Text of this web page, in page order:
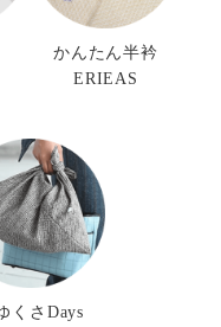
かんたん半衿
ERIEAS
くさDays